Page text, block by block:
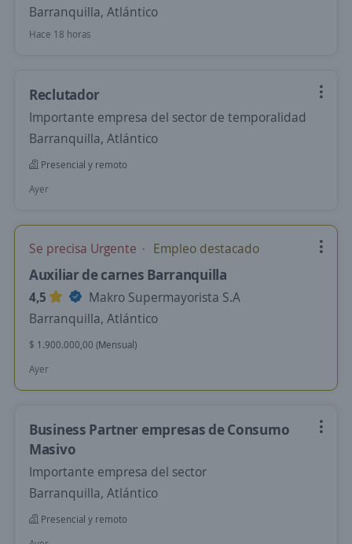
Barranquilla, Atlántico
Hace 18 horas
Reclutador
Importante empresa del sector de temporalidad
Barranquilla, Atlántico
Presencial y remoto
Ayer
Se precisa Urgente Empleo destacado
Auxiliar de carnes Barranquilla
4,5
Makro Supermayorista S.A
Barranquilla, Atlántico
$ 1.900.000,00 (Mensual)
Ayer
Business Partner empresas de Consumo
Masivo
Importante empresa del sector
Barranquilla, Atlántico
Presencial y remoto